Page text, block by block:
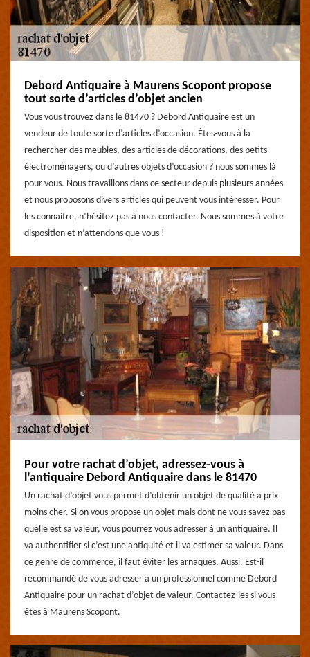
Debord Antiquaire à Maurens Scopont propose
tout sorte d’articles d’objet ancien
Vous vous trouvez dans le 81470 ? Debord Antiquaire est un
vendeur de toute sorte d’articles d’occasion. Êtes-vous à la
rechercher des meubles, des articles de décorations, des petits
électroménagers, ou d’autres objets d’occasion ? nous sommes là
pour vous. Nous travaillons dans ce secteur depuis plusieurs années
et nous proposons divers articles qui peuvent vous intéresser. Pour
les connaitre, n’hésitez pas à nous contacter. Nous sommes à votre
disposition et n’attendons que vous !
Pour votre rachat d’objet, adressez-vous à
l’antiquaire Debord Antiquaire dans le 81470
Un rachat d’objet vous permet d’obtenir un objet de qualité à prix
moins cher. Si on vous propose un objet mais dont ne vous savez pas
quelle est sa valeur, vous pourrez vous adresser à un antiquaire. Il
va authentifier si c’est une antiquité et il va estimer sa valeur. Dans
ce genre de commerce, il faut éviter les arnaques. Aussi. Est-il
recommandé de vous adresser à un professionnel comme Debord
Antiquaire pour un rachat d’objet de valeur. Contactez-les si vous
êtes à Maurens Scopont.